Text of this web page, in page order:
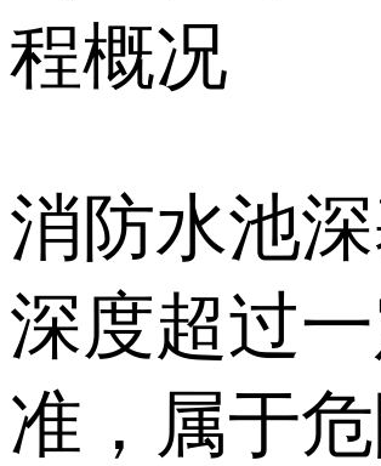
程概况
消防水池
深度超过
准，属于